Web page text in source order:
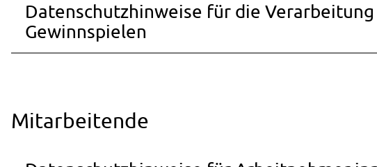
Datenschutzhinweise für die
Gewinnspielen
Mitarbeitende